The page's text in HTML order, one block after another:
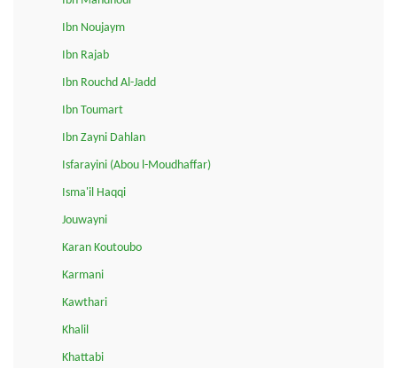
Ibn Noujaym
Ibn Rajab
Ibn Rouchd Al-Jadd
Ibn Toumart
Ibn Zayni Dahlan
Isfarayini (Abou l-Moudhaffar)
Isma'il Haqqi
Jouwayni
Karan Koutoubo
Karmani
Kawthari
Khalil
Khattabi